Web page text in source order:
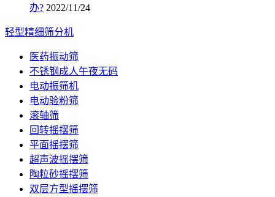
办? 2022/11/24
轻型精细筛分机
医药振动筛
不锈钢成人午夜无码
电动振筛机
电动验粉筛
滚轴筛
回转摇摆筛
平面摇摆筛
超声波摇摆筛
陶粒砂摇摆筛
双层方型摇摆筛